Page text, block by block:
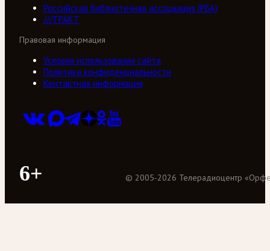
Российская библиотечная ассоциация (РБА)
///ТРАКТ
Правовая информация
Условия использования сайта
Политика конфиденциальности
Контактная информация
6+ © 2005-2026 Телерадиоцентр